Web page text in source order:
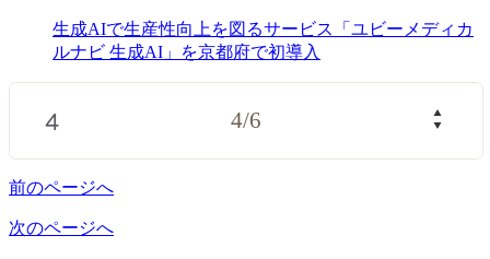
生成AIで生産性向上を図るサービス「ユビーメディカ
ルナビ 生成AI」を京都府で初導入
4/6
前のページへ
次のページへ